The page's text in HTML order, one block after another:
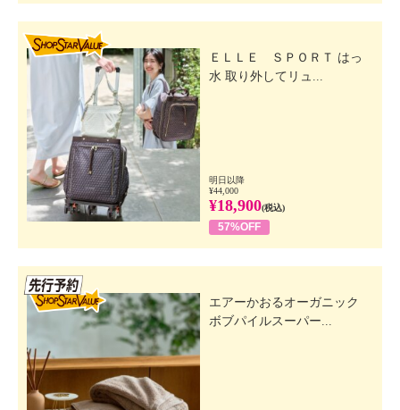
ＥＬＬＥ ＳＰＯＲＴ はっ
水 取り外してリュ...
明日以降
¥44,000
¥18,900(税込)
57%OFF
エアーかおるオーガニック
ボブパイルスーパー...